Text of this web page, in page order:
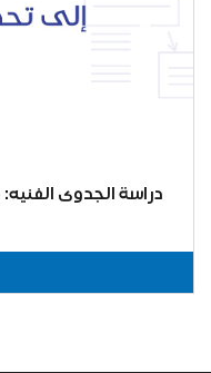
دراسة الجدوى